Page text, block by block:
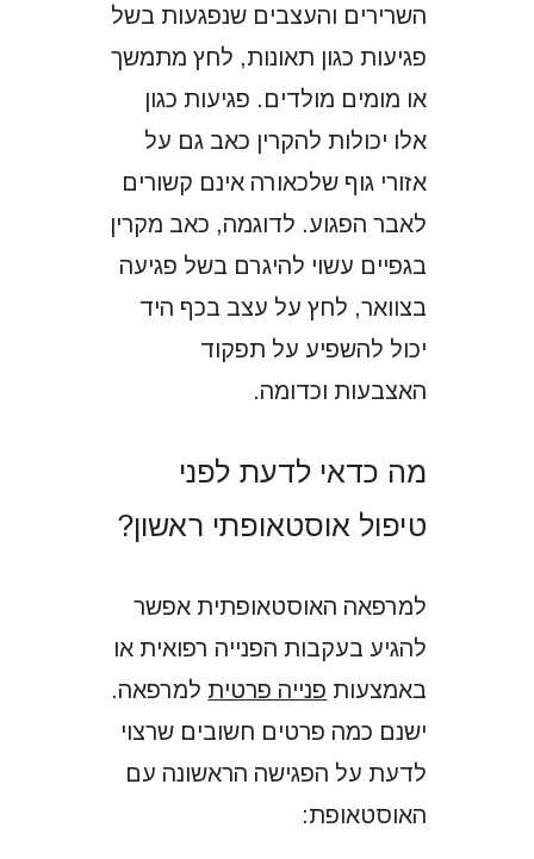
השרירים והעצבים שנפגעות בשל
פגיעות כגון תאונות, לחץ מתמשך
או מומים מולדים. פגיעות כגון
אלו יכולות להקרין כאב גם על
אזורי גוף שלכאורה אינם קשורים
לאבר הפגוע. לדוגמה, כאב מקרין
בגפיים עשוי להיגרם בשל פגיעה
בצוואר, לחץ על עצב בכף היד
יכול להשפיע על תפקוד
האצבעות וכדומה.
מה כדאי לדעת לפני
טיפול אוסטאופתי ראשון?
למרפאה האוסטאופתית אפשר
להגיע בעקבות הפנייה רפואית או
באמצעות פנייה פרטית למרפאה.
ישנם כמה פרטים חשובים שרצוי
לדעת על הפגישה הראשונה עם
האוסטאופת: